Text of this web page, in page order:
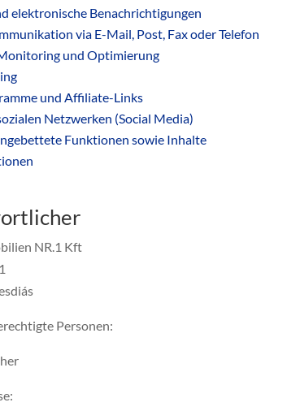
elektronische Benachrichtigungen
via E-Mail, Post, Fax oder Telefon
und Optimierung
und Affiliate-Links
Netzwerken (Social Media)
Funktionen sowie Inhalte
NR.1 Kft
Personen: